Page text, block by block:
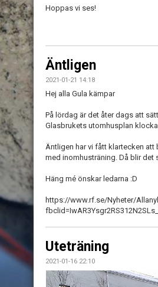
Hoppas vi ses!
Äntligen
2021-01-21 14:18
Hej alla Gula kämpar
På lördag är det åter dags att
Glasbrukets utomhusplan
Äntligen har vi fått klartecken att
med inomhusträning. Då blir det
Häng mé önskar ledarna :D
https://www.rf.se/Nyheter/
Uteträning
2021-01-16 22:10